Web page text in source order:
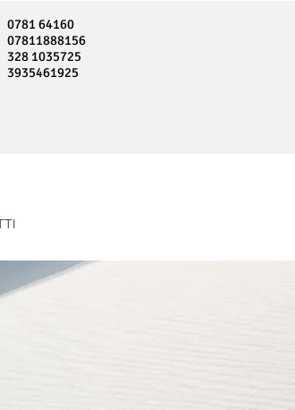
0781 64160
07811888156
328 1035725
3935461925